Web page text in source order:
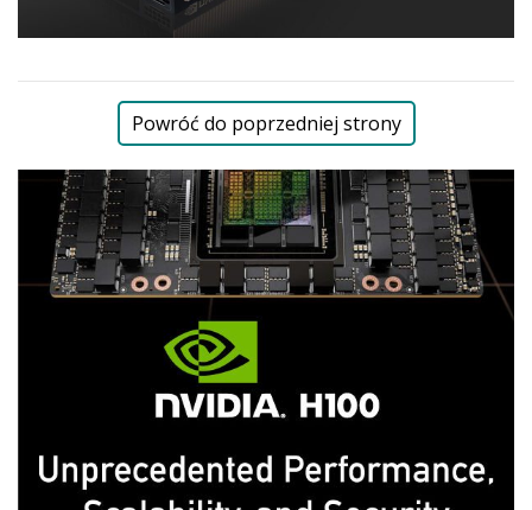
Powróć do poprzedniej strony